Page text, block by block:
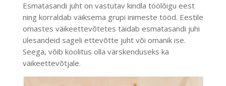
Esmatasandi juht on vastutav kindla töölõigu eest
ning korraldab väiksema grupi inimeste tööd. Eestile
omastes väikeettevõtetes täidab esmatasandi juhi
ülesandeid sageli ettevõtte juht või omanik ise.
Seega, võib koolitus olla värskenduseks ka
väikeettevõtjale.